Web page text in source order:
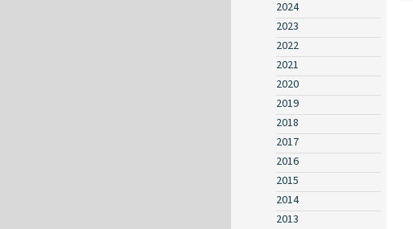
2024
2023
2022
2021
2020
2019
2018
2017
2016
2015
2014
2013